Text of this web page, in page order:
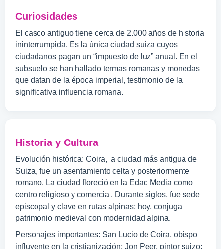
Curiosidades
El casco antiguo tiene cerca de 2,000 años de historia
ininterrumpida. Es la única ciudad suiza cuyos
ciudadanos pagan un “impuesto de luz” anual. En el
subsuelo se han hallado termas romanas y monedas
que datan de la época imperial, testimonio de la
significativa influencia romana.
Historia y Cultura
Evolución histórica: Coira, la ciudad más antigua de
Suiza, fue un asentamiento celta y posteriormente
romano. La ciudad floreció en la Edad Media como
centro religioso y comercial. Durante siglos, fue sede
episcopal y clave en rutas alpinas; hoy, conjuga
patrimonio medieval con modernidad alpina.
Personajes importantes: San Lucio de Coira, obispo
influyente en la cristianización; Jon Peer, pintor suizo;